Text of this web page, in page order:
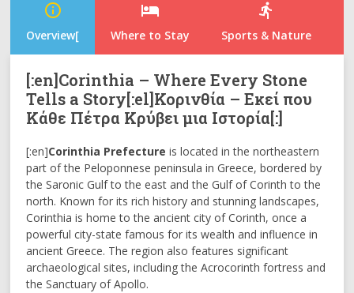
info_outline
Overview[
hotel
Where to Stay
directions_run
Sports & Nature
[:en]Corinthia – Where Every Stone
Tells a Story[:el]Κορινθία – Εκεί που
Κάθε Πέτρα Κρύβει μια Ιστορία[:]
[:en]Corinthia Prefecture is located in the northeastern
part of the Peloponnese peninsula in Greece, bordered by
the Saronic Gulf to the east and the Gulf of Corinth to the
north. Known for its rich history and stunning landscapes,
Corinthia is home to the ancient city of Corinth, once a
powerful city-state famous for its wealth and influence in
ancient Greece. The region also features significant
archaeological sites, including the Acrocorinth fortress and
the Sanctuary of Apollo.